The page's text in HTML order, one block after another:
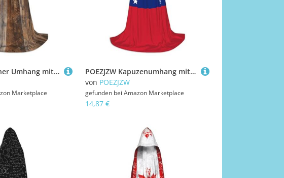
POEZJZW Brauner Umhang mit Holzmuster für Herren und Damen, Umhang mit Kapuze, für Erwachsene, Renaissance, Halloween, Hexenkostüm, Zauberer-Umhang, Größe M
Marketplace
POEZJZW Kapuzenumhang mit Flagge von Venezuela, für Erwachsene, Herren, Damen, Weihnachten, Kapuzenumhang, Cosplay-Kostüme, Größe L
von POEZJZW
gefunden bei Amazon Marketplace
14,87 €